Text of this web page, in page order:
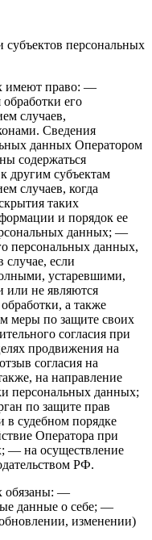
персональных
имеют право: —
его
случаев,
Сведения
данных Оператором
содержаться
другим субъектам
случаев, когда
таких
и порядок ее
данных; —
персональных данных,
если
устаревшими,
или не являются
а также
меры по защите своих
согласия при
продвижения на
согласия на
на направление
персональных данных;
по защите прав
в судебном порядке
Оператора при
— на осуществление
РФ.
обязаны: —
данные о себе; —
изменении)